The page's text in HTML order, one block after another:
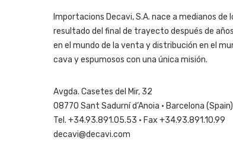
Importacions Decavi, S.A. nace a medianos de
resultado del final de trayecto después de
en el mundo de la venta y distribución en el
cava y espumosos con una única misión.
Avgda. Casetes del Mir, 32
08770 Sant Sadurní d’Anoia · Barcelona (Spain)
Tel. +34.93.891.05.53 · Fax +34.93.891.10.99
decavi@decavi.com